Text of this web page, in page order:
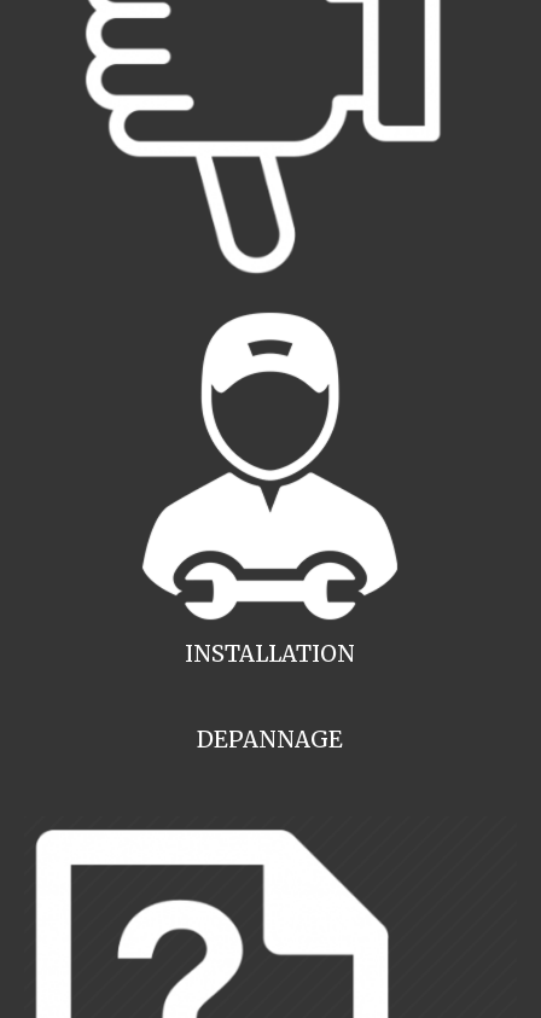
INSTALLATION
DEPANNAGE